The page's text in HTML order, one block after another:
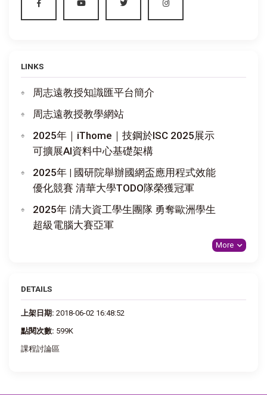
LINKS
周志遠教授知識匯平台簡介
周志遠教授教學網站
2025年｜iThome｜技鋼於ISC 2025展示
可擴展AI資料中心基礎架構
2025年 | 國研院舉辦國網盃應用程式效能
優化競賽 清華大學TODO隊榮獲冠軍
2025年 |清大資工學生團隊 勇奪歐洲學生
超級電腦大賽亞軍
More
DETAILS
上架日期: 2018-06-02 16:48:52
點閱次數: 599K
課程討論區